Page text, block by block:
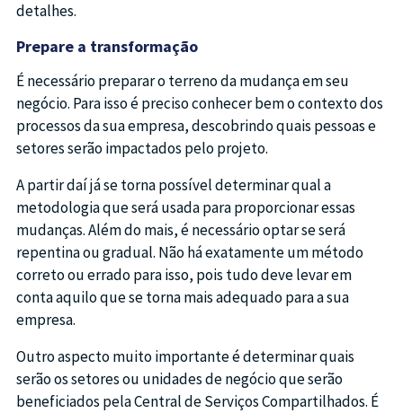
detalhes.
Prepare a transformação
É necessário preparar o terreno da mudança em seu
negócio. Para isso é preciso conhecer bem o contexto dos
processos da sua empresa, descobrindo quais pessoas e
setores serão impactados pelo projeto.
A partir daí já se torna possível determinar qual a
metodologia que será usada para proporcionar essas
mudanças. Além do mais, é necessário optar se será
repentina ou gradual. Não há exatamente um método
correto ou errado para isso, pois tudo deve levar em
conta aquilo que se torna mais adequado para a sua
empresa.
Outro aspecto muito importante é determinar quais
serão os setores ou unidades de negócio que serão
beneficiados pela Central de Serviços Compartilhados. É